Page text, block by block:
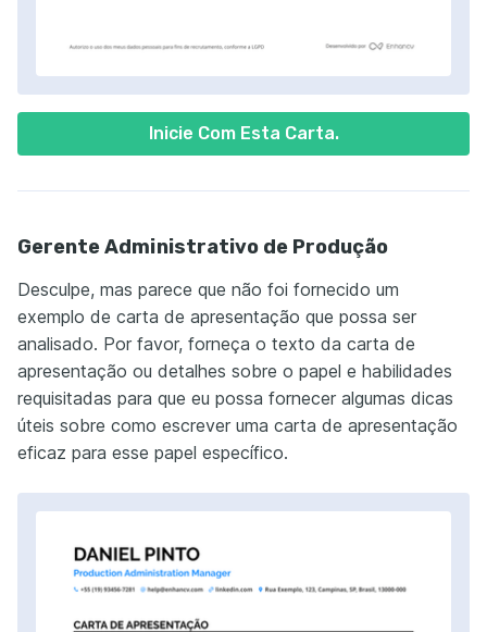
Inicie Com Esta Carta.
Gerente Administrativo de Produção
Desculpe, mas parece que não foi fornecido um
exemplo de carta de apresentação que possa ser
analisado. Por favor, forneça o texto da carta de
apresentação ou detalhes sobre o papel e habilidades
requisitadas para que eu possa fornecer algumas dicas
úteis sobre como escrever uma carta de apresentação
eficaz para esse papel específico.